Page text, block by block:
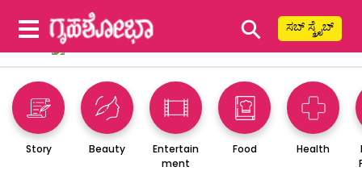
⚲ ಸಬ್ ಸ್ಕ್ರೈಬ್
Story Beauty
Entertain
ment
Food Health